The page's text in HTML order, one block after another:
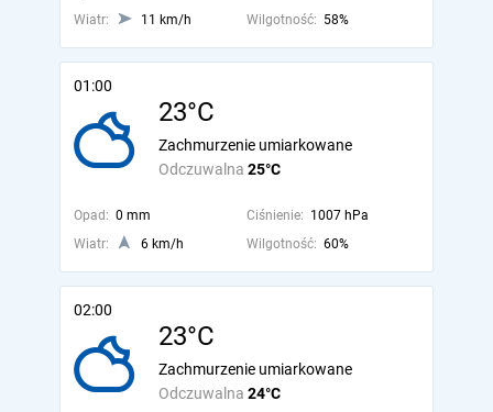
Wiatr:
11 km/h Wilgotność: 58%
01:00
23°C
Odczuwalna 25°C
Zachmurzenie umiarkowane
Opad: 0 mm Ciśnienie: 1007 hPa
Wiatr:
6 km/h Wilgotność: 60%
02:00
23°C
Odczuwalna 24°C
Zachmurzenie umiarkowane